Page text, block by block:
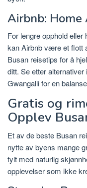
Airbnb: Home
For lengre opphold
kan Airbnb være et flott
Busan reisetips for å
ditt. Se etter
Gwangalli for en
Gratis og
Opplev
Et av de beste Busan
nytte av byens mange
fylt med naturlig
opplevelser som ikke